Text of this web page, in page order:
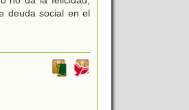
deuda social en el